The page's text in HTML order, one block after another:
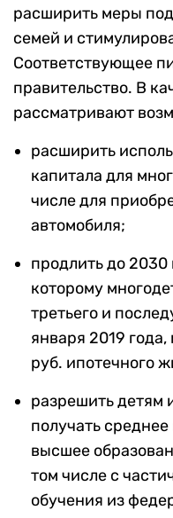
расширить меры
семей и
Соответствующее
правительство. В
рассматривают
расширить
капитала для
числе для
автомобиля;
продлить до 2030
которому
третьего и
января 2019
руб. ипотечного
разрешить детям
получать
высшее
том числе с
обучения из